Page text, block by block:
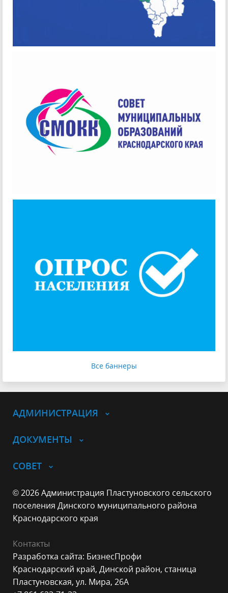
Все баннеры
АДМИНИСТРАЦИЯ
ДОКУМЕНТЫ
СОВЕТ
© 2026 Администрация Пластуновского сельского
поселения Динского муниципального района
Краснодарского края
Контакты
Разработка сайта: БизнесПрофи
Краснодарский край, Динской район, станица
Пластуновская, ул. Мира, 26А